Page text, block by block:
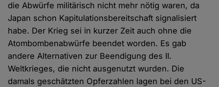
die Abwürfe militärisch nicht mehr nötig waren, da
Japan schon Kapitulationsbereitschaft signalisiert
habe. Der Krieg sei in kurzer Zeit auch ohne die
Atombombenabwürfe beendet worden. Es gab
andere Alternativen zur Beendigung des II.
Weltkrieges, die nicht ausgenutzt wurden. Die
damals geschätzten Opferzahlen lagen bei den US-